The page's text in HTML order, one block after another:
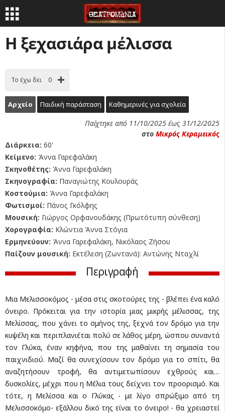
Η ξεχασιάρα μέλισσα
Το έχω δει 0
Αρχείο Παιδική παράσταση Καθημερινές για σχολεία
Παίχτηκε από 11/10/2025 έως 31/12/2025
στο Μικρός Κεραμεικός
Διάρκεια: 60'
Κείμενο: Άννα Γαρεφαλάκη
Σκηνοθέτης: Άννα Γαρεφαλάκη
Σκηνογραφία: Παναγιώτης Κουλουράς
Κοστούμια: Άννα Γαρεφαλάκη
Φωτισμοί: Πάνος Γκόλφης
Μουσική: Γιώργος Ορφανουδάκης (Πρωτότυπη σύνθεση)
Χορογραφία: Κλώντια Άννα Στόγια
Ερμηνεύουν: Άννα Γαρεφαλάκη, Νικόλαος Ζήσου
Παίζουν μουσική: Εκτέλεση (Ζωντανά): Αντώνης Νταχλί
Περιγραφή
Mια Μελισσοκόμος - μέσα στις σκοτούρες της - βλέπει ένα καλό
όνειρο. Πρόκειται για την ιστορία μιας μικρής μέλισσας, της
Μελίσσας, που χάνει το σμήνος της, ξεχνά τον δρόμο για την
κυψέλη και περιπλανιέται πολύ σε λάθος μέρη, ώσπου συναντά
τον Γλύκα, έναν κηφήνα, που της μαθαίνει τη σημασία του
παιχνιδιού. Μαζί θα συνεχίσουν τον δρόμο για το σπίτι, θα
αναζητήσουν τροφή, θα αντιμετωπίσουν εχθρούς και…
δυσκολίες, μέχρι που η Μέλια τους δείχνει τον προορισμό. Και
τότε, η Μελίσσα και ο Γλύκας - με λίγο σπρώξιμο από τη
Μελισσοκόμο- εξάλλου δικό της είναι το όνειρο! - θα χρειαστεί